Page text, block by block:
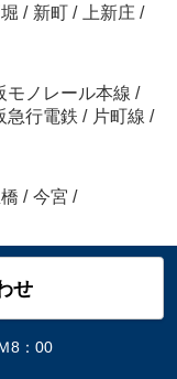
/ 新町 / 上新庄 /
モノレール本線 /
急行電鉄 / 片町線 /
/ 今宮 /
せ
8：00